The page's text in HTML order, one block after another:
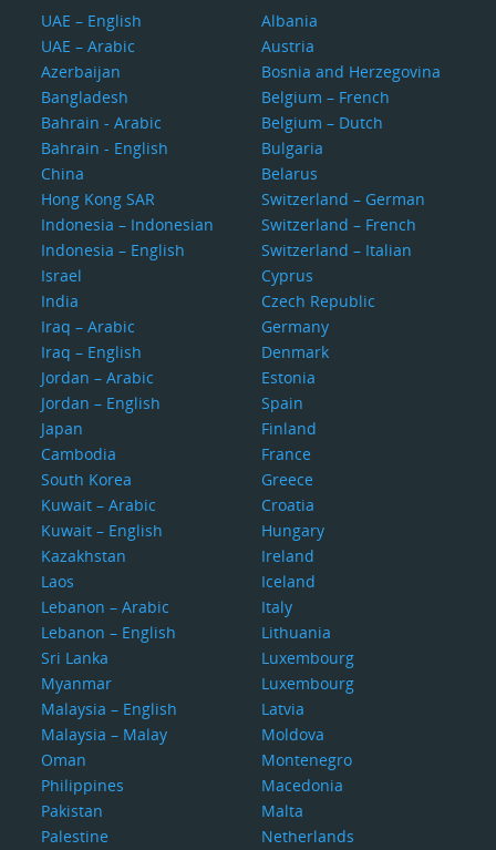
UAE – English
UAE – Arabic
Azerbaijan
Bangladesh
Bahrain - Arabic
Bahrain - English
China
Hong Kong SAR
Indonesia – Indonesian
Indonesia – English
Israel
India
Iraq – Arabic
Iraq – English
Jordan – Arabic
Jordan – English
Japan
Cambodia
South Korea
Kuwait – Arabic
Kuwait – English
Kazakhstan
Laos
Lebanon – Arabic
Lebanon – English
Sri Lanka
Myanmar
Malaysia – English
Malaysia – Malay
Oman
Philippines
Pakistan
Palestine
Albania
Austria
Bosnia and Herzegovina
Belgium – French
Belgium – Dutch
Bulgaria
Belarus
Switzerland – German
Switzerland – French
Switzerland – Italian
Cyprus
Czech Republic
Germany
Denmark
Estonia
Spain
Finland
France
Greece
Croatia
Hungary
Ireland
Iceland
Italy
Lithuania
Luxembourg
Luxembourg
Latvia
Moldova
Montenegro
Macedonia
Malta
Netherlands